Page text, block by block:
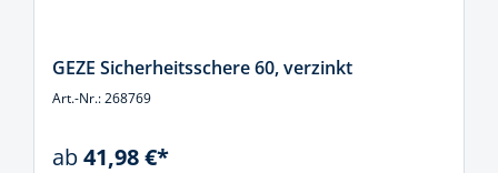
GEZE Sicherheitsschere 60, verzinkt
Art.-Nr.: 268769
ab41,98 €*